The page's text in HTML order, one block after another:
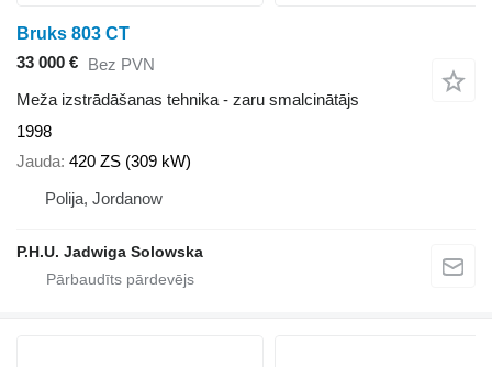
Bruks 803 CT
33 000 € Bez PVN
Meža izstrādāšanas tehnika - zaru smalcinātājs
1998
Jauda 420 ZS (309 kW)
Polija, Jordanow
P.H.U. Jadwiga Solowska